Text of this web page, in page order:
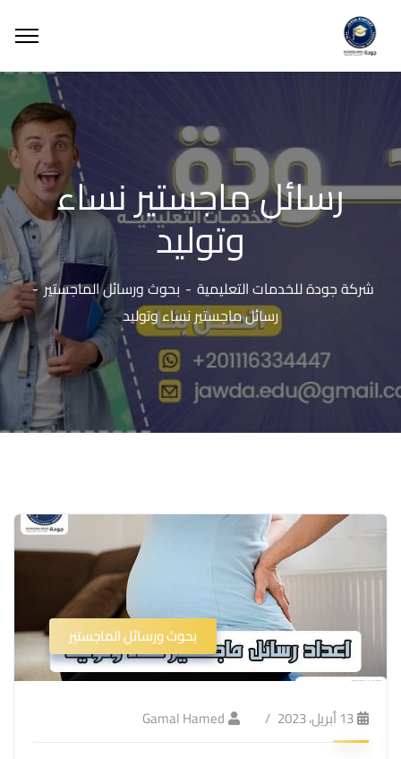
رسائل ماجستير نساء
وتوليد
شركة جودة للخدمات التعليمية
بحوث ورسائل الماجستير
رسائل ماجستير نساء وتوليد
بحوث ورسائل الماجستير
13 أبريل، 2023 Gamal Hamed